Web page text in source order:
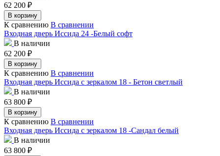
62 200 ₽
В корзину
К сравнению В сравнении
Входная дверь Иссида 24 -Белый софт
В наличии
62 200 ₽
В корзину
К сравнению В сравнении
Входная дверь Иссида с зеркалом 18 - Бетон светлый
В наличии
63 800 ₽
В корзину
К сравнению В сравнении
Входная дверь Иссида с зеркалом 18 -Сандал белый
В наличии
63 800 ₽